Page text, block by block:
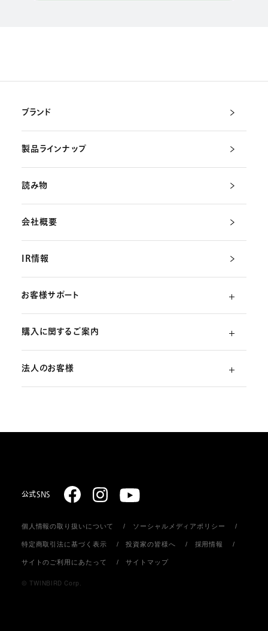
ブランド
製品ラインナップ
読み物
会社概要
IR情報
お客様サポート
よくあるご質問
部品・消耗品のご注文
購入に関するご案内
ご利用ガイド（初めての方）
お届けについて
返品・キャンセル
法人のお客様
公式SNS
個人情報の取り扱いについて ソーシャルメディアポリシー
特定商取引法に基づく表示 投資家の皆様へ 採用情報
サイトのご利用にあたって サイトマップ
© TWINBIRD Corp.